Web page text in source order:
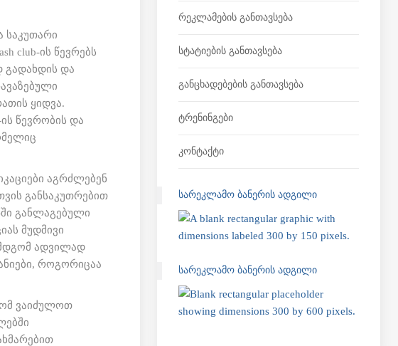
საკუთარი
club-ის წევრებს
გადახდის და
ყიდვა.
წევრობის და
აგრძლებენ
განსაკუთრებით
განლაგებული
მუდმივი
ადვილად
როგორიცაა
ვაიძულოთ
Რეკლამების Განთავსება
Სტატიების Განთავსება
Განცხადებების Განთავსება
Ტრენინგები
Კონტაქტი
ᲡᲐᲠᲔᲙᲚᲐᲛᲝ ᲑᲐᲜᲔᲠᲘᲡ ᲐᲓᲒᲘᲚᲘ
ᲡᲐᲠᲔᲙᲚᲐᲛᲝ ᲑᲐᲜᲔᲠᲘᲡ ᲐᲓᲒᲘᲚᲘ